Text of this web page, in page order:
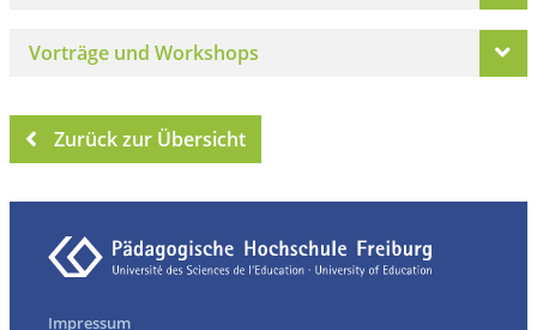
Vorträge und Workshops
Zurück zur Übersicht
Impressum